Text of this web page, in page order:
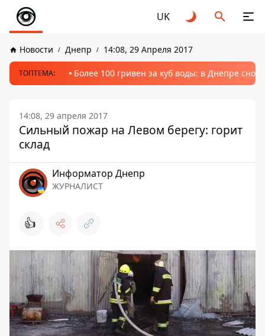
UK
Новости Днепр 14:08, 29 Апреля 2017
ТОПТЕМА: Более 100 гривен за куб воды: в Днепре
14:08, 29 апреля 2017
Сильный пожар на Левом берегу: горит
склад
Информатор Днепр
ЖУРНАЛИСТ
👍